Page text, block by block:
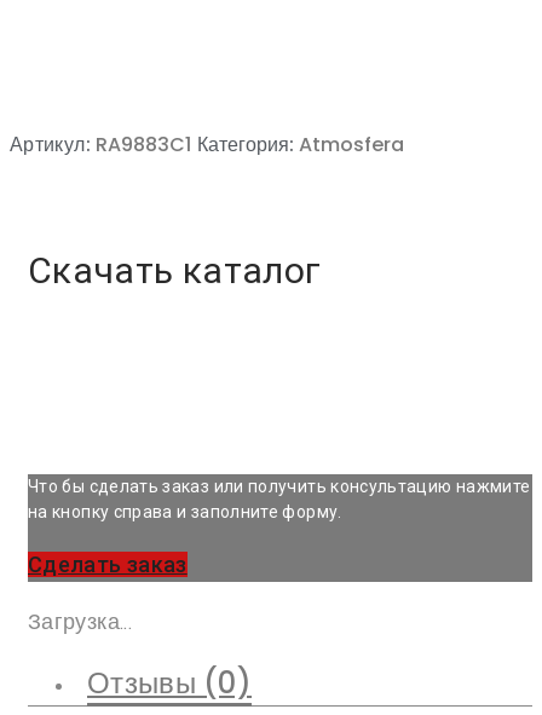
Артикул: RA9883C1 Категория: Atmosfera
Скачать каталог
Что бы сделать заказ или получить консультацию нажмите
на кнопку справа и заполните форму.
Сделать заказ
Загрузка...
Отзывы (0)